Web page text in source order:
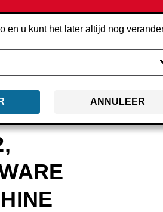
en u kunt het later altijd nog
ANNULEER
Middelzware